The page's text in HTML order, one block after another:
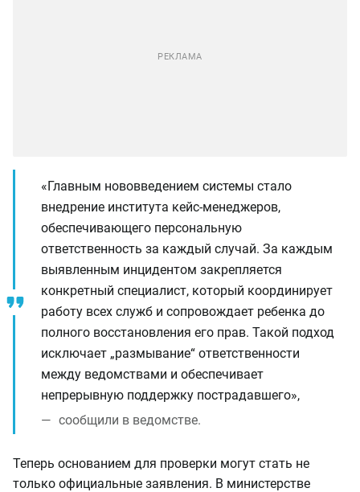
«Главным нововведением системы стало
внедрение института кейс-менеджеров,
обеспечивающего персональную
ответственность за каждый случай. За каждым
выявленным инцидентом закрепляется
конкретный специалист, который координирует
работу всех служб и сопровождает ребенка до
полного восстановления его прав. Такой подход
исключает „размывание“ ответственности
между ведомствами и обеспечивает
непрерывную поддержку пострадавшего»,
сообщили в ведомстве.
Теперь основанием для проверки могут стать не
только официальные заявления. В министерстве